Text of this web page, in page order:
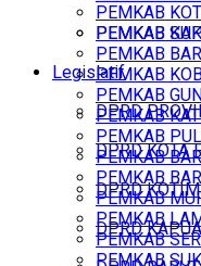
PEMKAB
Legislatif
DPRD
DPRD KOTA
DPRD KOTIM
DPRD
PEMKAB
PEMKAB
PEMKAB
PEMKAB
PEMKAB
PEMKAB
PEMKAB
PEMKAB
PEMKAB
PEMKAB
PEMKAB
PEMKAB
PEMKAB